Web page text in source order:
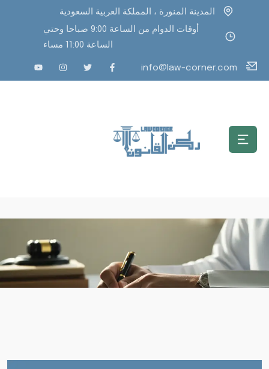
المدينة المنورة ، المملكة العربية السعودية
أوقات الدوام من الساعة 9:00 صباحا وحتي
الساعة 11:00 مساء
info@law-corner.com